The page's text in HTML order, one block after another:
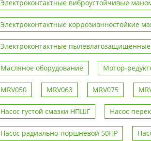
Электроконтактные виброустойчивые
Электроконтактные коррозионностойкие
Электроконтактные
Масляное оборудование Мотор-
MRV050 MRV063 MRV075
Насос густой смазки НПШГ Насос
Насос радиально-поршневой 50НР